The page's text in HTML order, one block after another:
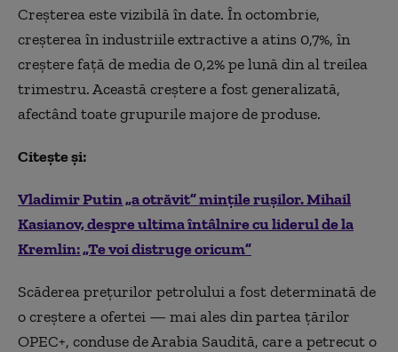
Creșterea este vizibilă în date. În octombrie,
creșterea în industriile extractive a atins 0,7%, în
creștere față de media de 0,2% pe lună din al treilea
trimestru. Această creștere a fost generalizată,
afectând toate grupurile majore de produse.
Citește și:
Vladimir Putin „a otrăvit” mințile rușilor. Mihail
Kasianov, despre ultima întâlnire cu liderul de la
Kremlin: „Te voi distruge oricum”
Scăderea prețurilor petrolului a fost determinată de
o creștere a ofertei — mai ales din partea țărilor
OPEC+, conduse de Arabia Saudită, care a petrecut o